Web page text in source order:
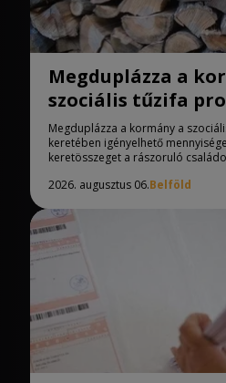
Megduplázza a
szociális tűzifa
keretében
mennyiséget
Megduplázza a kormány a
keretében igényelhető
keretösszeget a rászoruló
2026. augusztus 06.Belföld